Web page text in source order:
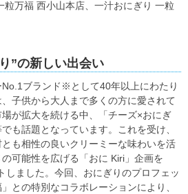
粒万福 西小山本店、一汁おにぎり 一粒
”の新しい出会い
ブランド※として40年以上にわたり
子供から大人まで多くの方に愛されて
が拡大を続ける中、「チーズ×おにぎ
も話題となっています。これを受け、
とも相性の良いクリーミーな味わいを活
可能性を広げる「おに Kiri」企画を
しました。今回、おにぎりのプロフェッ
との特別なコラボレーションにより、